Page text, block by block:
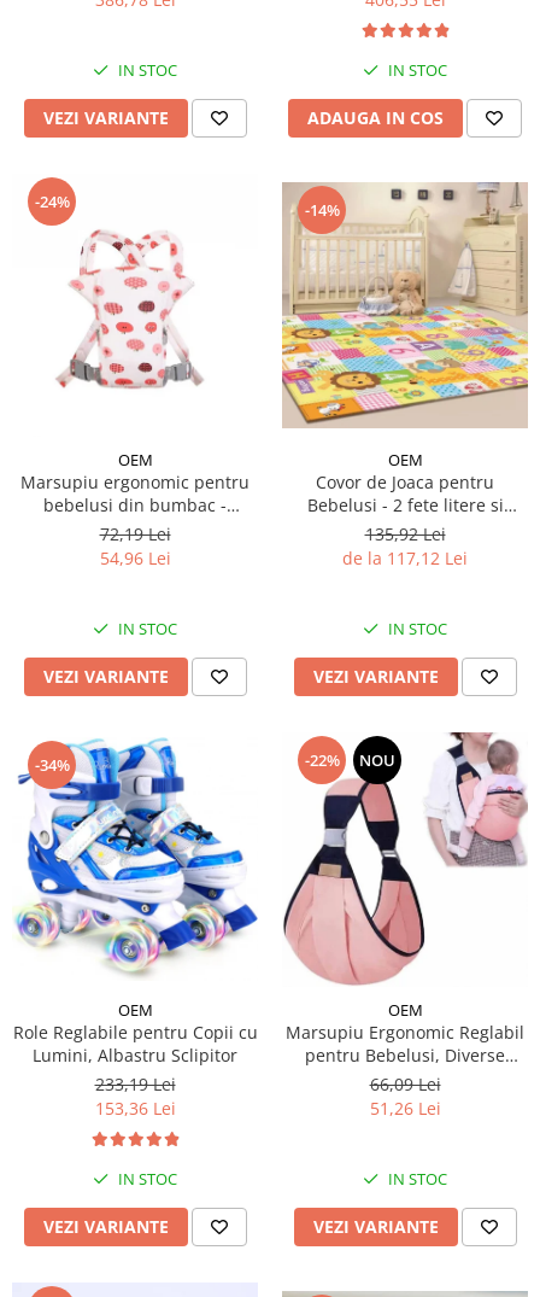
IN STOC
VEZI VARIANTE
IN STOC
ADAUGA IN COS
-24%
OEM
Marsupiu ergonomic pentru
bebelusi din bumbac -
modele diferite
72,19 Lei
54,96 Lei
IN STOC
VEZI VARIANTE
-14%
OEM
Covor de Joaca pentru
Bebelusi - 2 fete litere si
cifre/maimutici
135,92 Lei
de la 117,12 Lei
IN STOC
VEZI VARIANTE
-34%
OEM
Role Reglabile pentru Copii cu
Lumini, Albastru Sclipitor
233,19 Lei
153,36 Lei
IN STOC
VEZI VARIANTE
-22% NOU
OEM
Marsupiu Ergonomic Reglabil
pentru Bebelusi, Diverse
Culori
66,09 Lei
51,26 Lei
IN STOC
VEZI VARIANTE